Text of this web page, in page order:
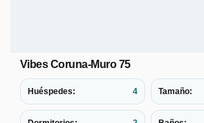
Vibes Coruna-Muro 75
Huéspedes: 4 Tamaño: